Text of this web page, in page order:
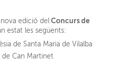
edició del Concurs de
estat les següents:
de Santa Maria de Vilalba
de Can Martinet